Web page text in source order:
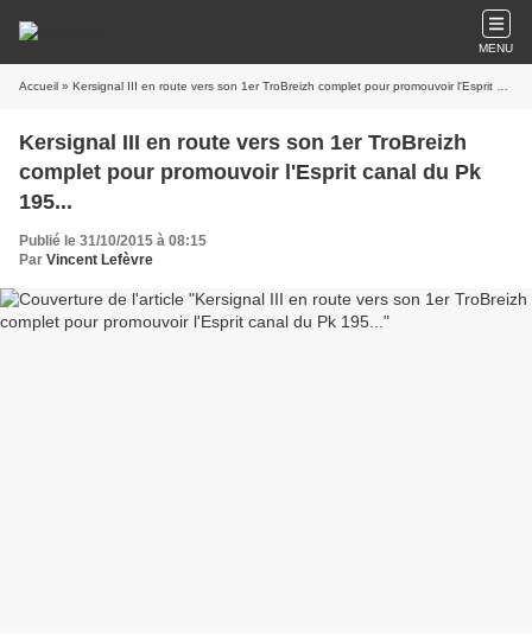
MENU
Accueil » Kersignal III en route vers son 1er TroBreizh complet pour promouvoir l'Esprit canal du Pk 195...
Kersignal III en route vers son 1er TroBreizh
complet pour promouvoir l'Esprit canal du Pk
195...
Publié le 31/10/2015 à 08:15
Par Vincent Lefèvre